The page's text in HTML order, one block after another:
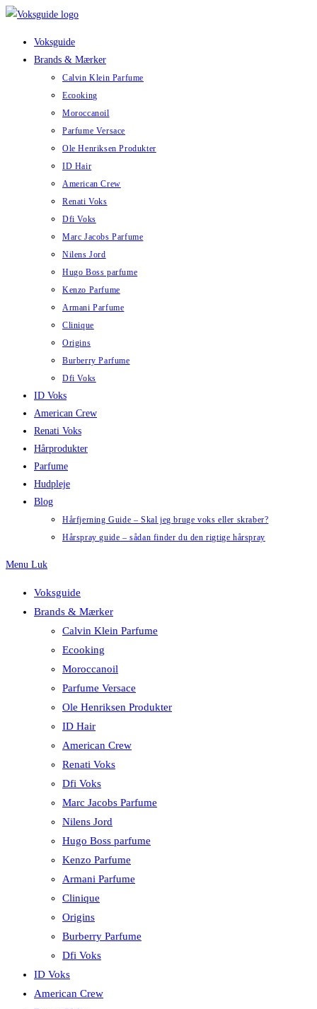
Skip
Voksguide
Brands & Mærker
Calvin Klein Parfume
Ecooking
Moroccanoil
Parfume Versace
Ole Henriksen Produkter
ID Hair
American Crew
Renati Voks
Dfi Voks
Marc Jacobs Parfume
Nilens Jord
Hugo Boss parfume
Kenzo Parfume
Armani Parfume
Clinique
Origins
Burberry Parfume
Dfi Voks
ID Voks
American Crew
Renati Voks
Hårprodukter
Parfume
Hudpleje
Blog
Hårfjerning Guide – Skal jeg bruge voks eller skraber?
Hårspray guide – sådan finder du den rigtige hårspray
Menu Luk
Voksguide
Brands & Mærker
Calvin Klein Parfume
Ecooking
Moroccanoil
Parfume Versace
Ole Henriksen Produkter
ID Hair
American Crew
Renati Voks
Dfi Voks
Marc Jacobs Parfume
Nilens Jord
Hugo Boss parfume
Kenzo Parfume
Armani Parfume
Clinique
Origins
Burberry Parfume
Dfi Voks
ID Voks
American Crew